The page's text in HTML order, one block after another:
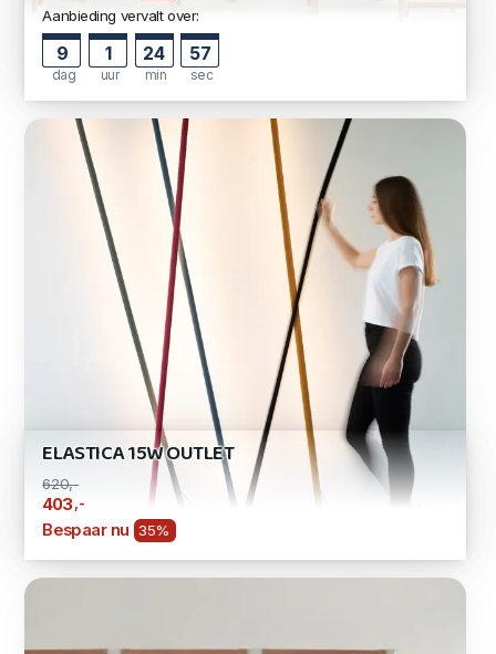
Aanbieding vervalt over:
9
dag
1
uur
24
min
57
sec
ELASTICA 15W OUTLET
620,-
403 ,-
Bespaar nu 35%